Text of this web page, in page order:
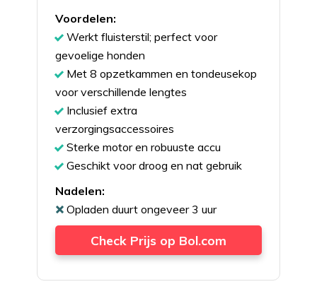
Voordelen:
Werkt fluisterstil; perfect voor
gevoelige honden
Met 8 opzetkammen en tondeusekop
voor verschillende lengtes
Inclusief extra
verzorgingsaccessoires
Sterke motor en robuuste accu
Geschikt voor droog en nat gebruik
Nadelen:
Opladen duurt ongeveer 3 uur
Check Prijs op Bol.com